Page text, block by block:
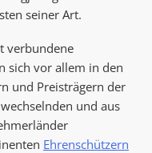
seiner Art.
verbundene
sich vor allem in den
und Preisträgern der
und aus
Ehrenschützern